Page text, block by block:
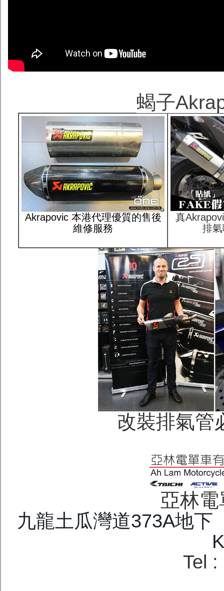
蝎子
Akrapovic 本港代理優質的售後
維修服務
真
排
改裝排氣管
亞林
九龍土瓜灣道373A地
Tel